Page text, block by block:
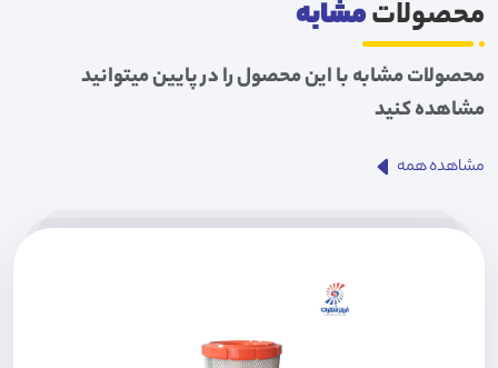
محصولاتمشابه
محصولات مشابه با این محصول را در پایین میتوانید
مشاهده کنید
مشاهده همه